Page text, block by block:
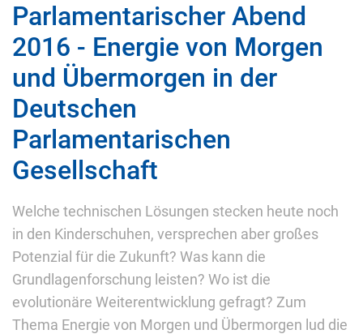
Parlamentarischer Abend
2016 - Energie von Morgen
und Übermorgen in der
Deutschen
Parlamentarischen
Gesellschaft
Welche technischen Lösungen stecken heute noch
in den Kinderschuhen, versprechen aber großes
Potenzial für die Zukunft? Was kann die
Grundlagenforschung leisten? Wo ist die
evolutionäre Weiterentwicklung gefragt? Zum
Thema Energie von Morgen und Übermorgen lud die